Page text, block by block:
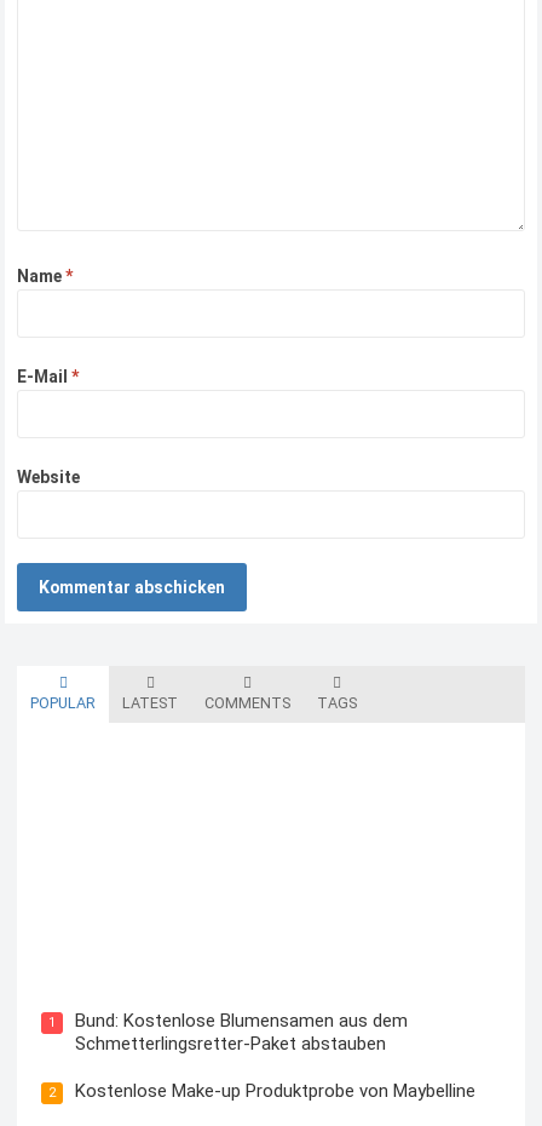
Name*
E-Mail*
Website
POPULAR LATEST COMMENTS TAGS
1
Bund: Kostenlose Blumensamen aus dem
Schmetterlingsretter-Paket abstauben
2 Kostenlose Make-up Produktprobe von Maybelline